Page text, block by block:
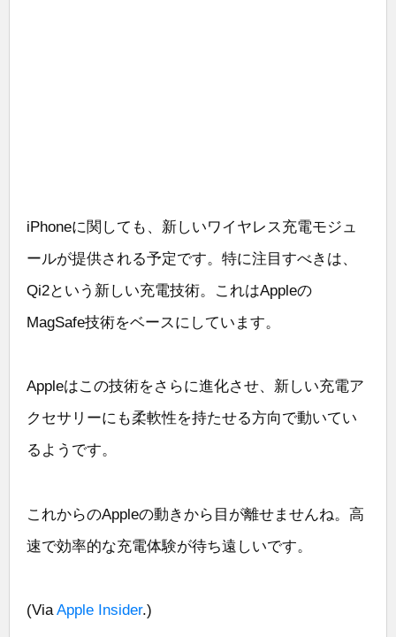
iPhoneに関しても、新しいワイヤレス充電モジュ
ールが提供される予定です。特に注目すべきは、
Qi2という新しい充電技術。これはAppleの
MagSafe技術をベースにしています。
Appleはこの技術をさらに進化させ、新しい充電ア
クセサリーにも柔軟性を持たせる方向で動いてい
るようです。
これからのAppleの動きから目が離せませんね。高
速で効率的な充電体験が待ち遠しいです。
(ViaApple Insider.)